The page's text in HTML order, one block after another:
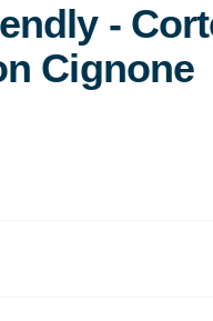
-
Cignone